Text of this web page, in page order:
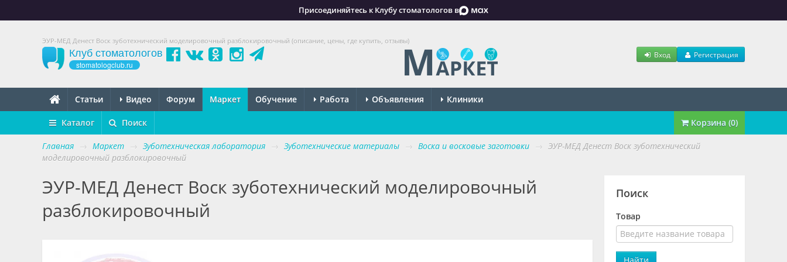
Присоединяйтесь к Клубу стоматологов в
ЭУР-МЕД Денест Воск зуботехнический моделировочный разблокировочный (описание, цены, где купить, отзывы)
Клуб стоматологов
stomatologclub.ru
Вход Регистрация
Статьи Видео Форум Маркет Обучение Работа Объявления Клиники
Каталог Поиск Корзина (0)
Главная → Маркет → Зуботехническая лаборатория → Зуботехнические материалы → Воска и восковые заготовки → ЭУР-МЕД Денест Воск зуботехнический
моделировочный разблокировочный
ЭУР-МЕД Денест Воск зуботехнический моделировочный
разблокировочный
Поиск
Товар